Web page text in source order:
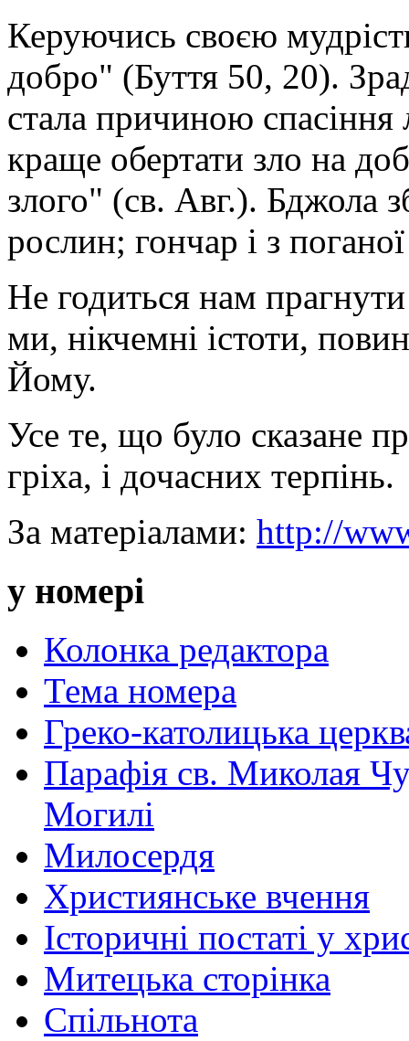
Керуючись своєю
добро" (Буття 50, 20).
стала причиною спасіння
краще обертати зло на
злого" (св. Авг.). Бджола
рослин; гончар і з
Не годиться нам
ми, нікчемні істоти,
Йому.
Усе те, що було сказане
гріха, і дочасних терпінь.
За матеріалами: http://
у номері
Колонка редактора
Тема номера
Греко-католицька
Парафія св. Миколая
Могилі
Милосердя
Християнське вчення
Історичні постаті у
Митецька сторінка
Спільнота